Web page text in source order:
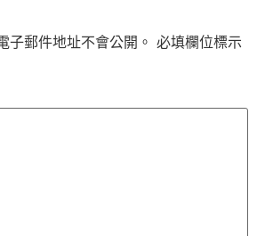
子郵件地址不會公開。 必填欄位標示